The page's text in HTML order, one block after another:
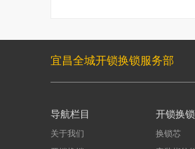
宜昌全城开锁换锁服务部
导航栏目
关于我们
开锁换锁
换锁芯